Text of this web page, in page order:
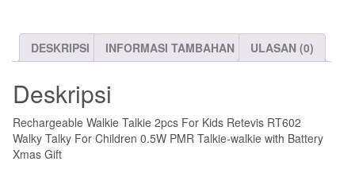
DESKRIPSI INFORMASI TAMBAHAN ULASAN (0)
Deskripsi
Rechargeable Walkie Talkie 2pcs For Kids Retevis RT602
Walky Talky For Children 0.5W PMR Talkie-walkie with Battery
Xmas Gift